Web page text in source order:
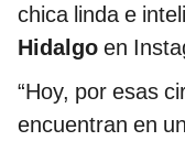
chica linda e
Hidalgo en
“Hoy, por esas
encuentran en